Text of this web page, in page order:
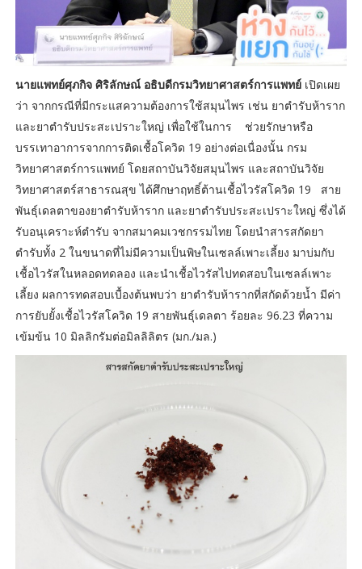
นายแพทย์ศุภกิจ ศิริลักษณ์ อธิบดีกรมวิทยาศาสตร์การแพทย์ เปิดเผย
ว่า จากกรณีที่มีกระแสความต้องการใช้สมุนไพร เช่น ยาตำรับห้าราก
และยาตำรับประสะเปราะใหญ่ เพื่อใช้ในการ ช่วยรักษาหรือ
บรรเทาอาการจากการติดเชื้อโควิด 19 อย่างต่อเนื่องนั้น กรม
วิทยาศาสตร์การแพทย์ โดยสถาบันวิจัยสมุนไพร และสถาบันวิจัย
วิทยาศาสตร์สาธารณสุข ได้ศึกษาฤทธิ์ต้านเชื้อไวรัสโควิด 19 สาย
พันธุ์เดลตาของยาตำรับห้าราก และยาตำรับประสะเปราะใหญ่ ซึ่งได้
รับอนุเคราะห์ตำรับ จากสมาคมเวชกรรมไทย โดยนำสารสกัดยา
ตำรับทั้ง 2 ในขนาดที่ไม่มีความเป็นพิษในเซลล์เพาะเลี้ยง มาบ่มกับ
เชื้อไวรัสในหลอดทดลอง และนำเชื้อไวรัสไปทดสอบในเซลล์เพาะ
เลี้ยง ผลการทดสอบเบื้องต้นพบว่า ยาตำรับห้ารากที่สกัดด้วยน้ำ มีค่า
การยับยั้งเชื้อไวรัสโควิด 19 สายพันธุ์เดลตา ร้อยละ 96.23 ที่ความ
เข้มข้น 10 มิลลิกรัมต่อมิลลิลิตร (มก./มล.)